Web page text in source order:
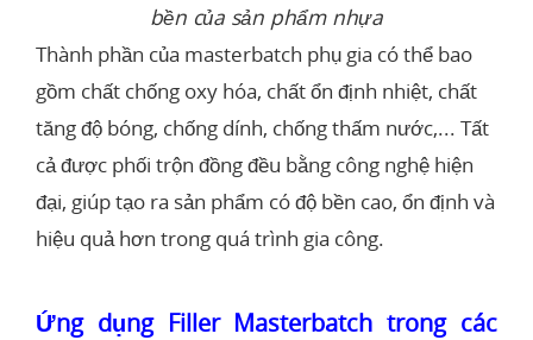
bền của sản phẩm nhựa
Thành phần của masterbatch phụ gia có thể bao
gồm chất chống oxy hóa, chất ổn định nhiệt, chất
tăng độ bóng, chống dính, chống thấm nước,... Tất
cả được phối trộn đồng đều bằng công nghệ hiện
đại, giúp tạo ra sản phẩm có độ bền cao, ổn định và
hiệu quả hơn trong quá trình gia công.
Ứng dụng Filler Masterbatch trong các